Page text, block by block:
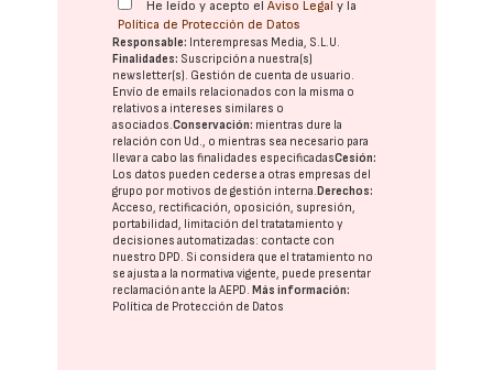
He leído y acepto elAviso Legal y la
Política de Protección de Datos
Responsable: Interempresas Media, S.L.U.
Finalidades: Suscripción a nuestra(s)
newsletter(s). Gestión de cuenta de usuario.
Envío de emails relacionados con la misma o
relativos a intereses similares o
asociados.Conservación: mientras dure la
relación con Ud., o mientras sea necesario para
llevar a cabo las finalidades especificadasCesión:
Los datos pueden cederse a otras empresas del
grupo por motivos de gestión interna.Derechos:
Acceso, rectificación, oposición, supresión,
portabilidad, limitación del tratatamiento y
decisiones automatizadas: contacte con
nuestro DPD. Si considera que el tratamiento no
se ajusta a la normativa vigente, puede presentar
reclamación ante laAEPD.Más información:
Política de Protección de Datos